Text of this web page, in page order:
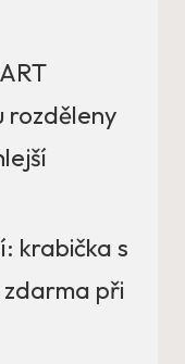
rozděleny
krabička s
při